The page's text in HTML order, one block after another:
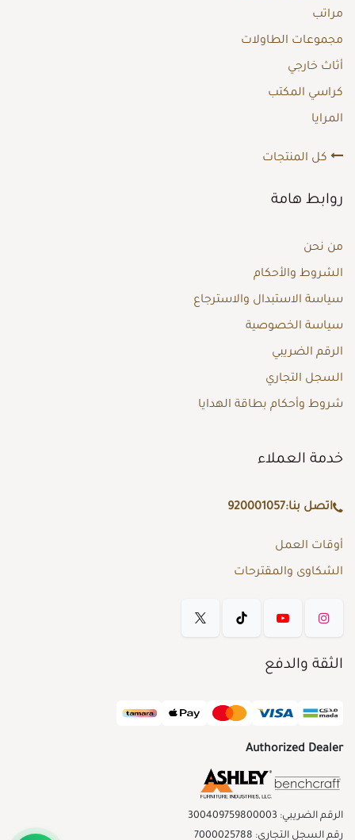
مراتب
مجموعات الطاولات
أثاث خارجي
كراسي المكتب
المرايا
كل المنتجات
روابط هامة
من نحن
الشروط والأحكام
سياسة الاستبدال والاسترجاع
سياسة الخصوصية
الرقم الضريبي
السجل التجاري
شروط وأحكام بطاقة الهدايا
خدمة العملاء
اتصل بنا:920001057
أوقات العمل
الشكاوى والمقترحات
الثقة والدفع
Authorized Dealer
الرقم الضريبي: 300409759800003
رقم السجل التجاري: 7000025788